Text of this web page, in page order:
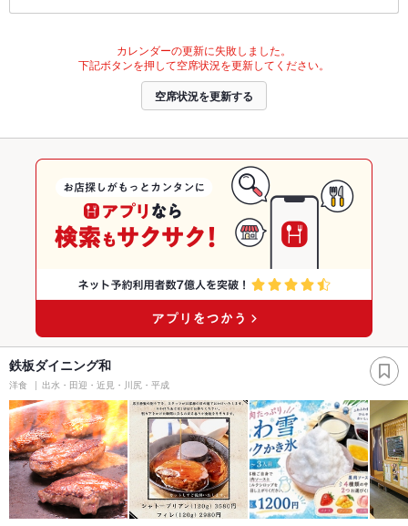
カレンダーの更新に失敗しました。
下記ボタンを押して空席状況を更新してください。
空席状況を更新する
鉄板ダイニング和
洋食 出水・田迎・近見・川尻・平成